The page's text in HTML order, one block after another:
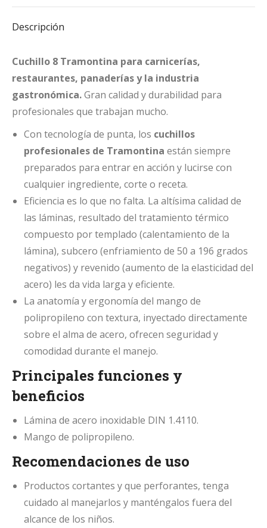
Facebook
X
PinterestLinkedInWhatsApp
Descripción
Cuchillo 8 Tramontina para carnicerías,
restaurantes, panaderías y la industria
gastronómica.Gran calidad y durabilidad para
profesionales que trabajan mucho.
Con tecnología de punta, los cuchillos
profesionales de Tramontina están siempre
preparados para entrar en acción y lucirse con
cualquier ingrediente, corte o receta.
Eficiencia es lo que no falta. La altísima calidad de
las láminas, resultado del tratamiento térmico
compuesto por templado (calentamiento de la
lámina), subcero (enfriamiento de 50 a 196 grados
negativos) y revenido (aumento de la elasticidad del
acero) les da vida larga y eficiente.
La anatomía y ergonomía del mango de
polipropileno con textura, inyectado directamente
sobre el alma de acero, ofrecen seguridad y
comodidad durante el manejo.
Principales funciones y
beneficios
Lámina de acero inoxidable DIN 1.4110.
Mango de polipropileno.
Recomendaciones de uso
Productos cortantes y que perforantes, tenga
cuidado al manejarlos y manténgalos fuera del
alcance de los niños.